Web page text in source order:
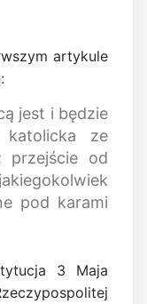
artykule
jest i będzie
ze
przejście od
pod karami
3 Maja